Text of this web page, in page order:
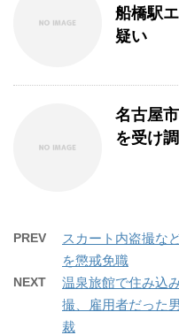
船橋駅
疑い
名古屋
を受け
PREV
スカート内盗撮な
を懲戒免職
NEXT
温泉旅館で住み込
撮、雇用者だった
裁